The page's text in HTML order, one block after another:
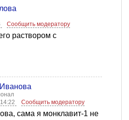
Сообщить модератору
раствором с
Сообщить модератору
сама я монклавит-1 не